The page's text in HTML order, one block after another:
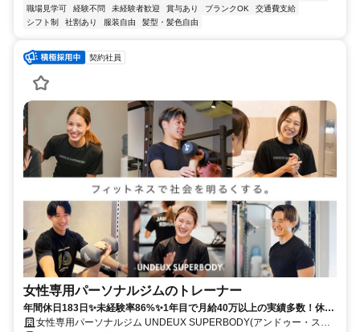
職場見学可
経験不問 未経験者歓迎 賞与あり ブランクOK
交通費支給
シフト制
社割あり 服装自由 髪型・髪色自由
契約社員
女性専用パーソナルジムのトレーナー
年間休日183日✨未経験率86%✨1年目で月給40万以上の実績多数！休み
も、あなたの成長も、全力サポート！
女性専用パーソナルジム UNDEUX SUPERBODY(アンドゥー・スー